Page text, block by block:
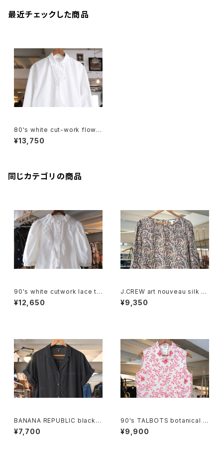
最近チェックした商品
80's white cut-work flowe
r embroidered Blouse
¥13,750
同じカテゴリの商品
90's white cutwork lace tri
mmed cotton Blouse
¥12,650
J.CREW art nouveau silk p
ullover Blouse
¥9,350
BANANA REPUBLIC black r
ayon open collar Shirt
¥7,700
90's TALBOTS botanical s
croll printed Irish linen sle
eveless Shirt
¥9,900